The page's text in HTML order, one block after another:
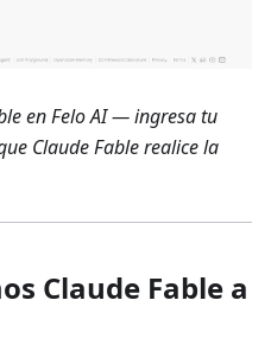
en Felo AI — ingresa tu
Claude Fable realice la
Claude Fable a